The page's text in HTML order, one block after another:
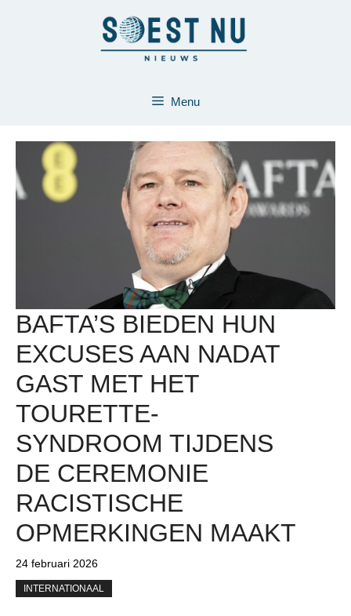
Menu
BAFTA’S BIEDEN HUN
EXCUSES AAN NADAT
GAST MET HET
TOURETTE-
SYNDROOM TIJDENS
DE CEREMONIE
RACISTISCHE
OPMERKINGEN MAAKT
24 februari 2026
INTERNATIONAAL